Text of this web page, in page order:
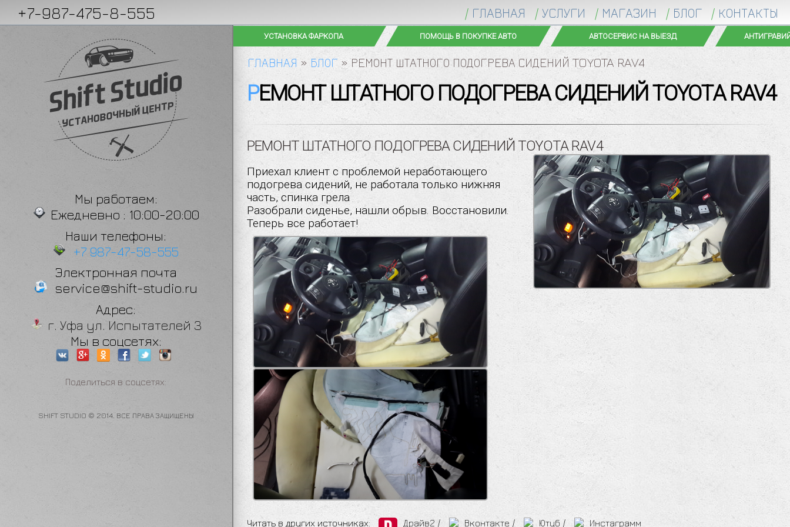
+7-987-475-8-555 ГЛАВНАЯ УСЛУГИ МАГАЗИН БЛОГ КОНТАКТЫ
Мы работаем:
Ежедневно : 10:00-20:00
Наши телефоны:
+7 987-47-58-555
Электронная почта
service@shift-studio.ru
Адрес:
г. Уфа ул. Испытателей 3
Мы в соцсетях:
Поделиться в соцсетях:
SHIFT STUDIO © 2014. ВСЕ ПРАВА ЗАЩИЩЕНЫ
УСТАНОВКА ФАРКОПА ПОМОЩЬ В ПОКУПКЕ АВТО АВТОСЕРВИС НА ВЫЕЗД
ГЛАВНАЯ » БЛОГ »РЕМОНТ ШТАТНОГО ПОДОГРЕВА СИДЕНИЙ TOYOTA RAV4
РЕМОНТ ШТАТНОГО ПОДОГРЕВА СИДЕНИЙ TOYOTA RAV4
РЕМОНТ ШТАТНОГО ПОДОГРЕВА СИДЕНИЙ TOYOTA RAV4
Приехал клиент с проблемой неработающего
подогрева сидений, не работала только нижняя
часть, спинка грела
Разобрали сиденье, нашли обрыв. Восстановили.
Теперь все работает!
Читать в других источниках: Драйв2 / Вконтакте / Ютуб / Инстаграмм